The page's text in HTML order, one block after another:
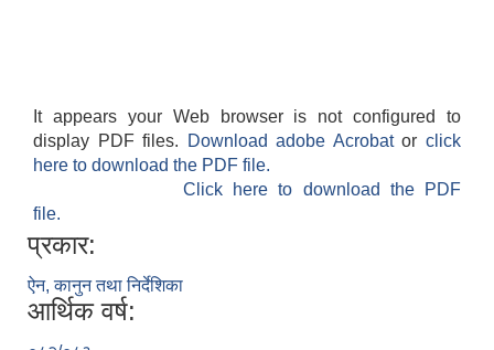
It appears your Web browser is not configured to
display PDF files.
Download adobe Acrobatorclick
here to download the PDF file.
Click here to download the PDF
file.
प्रकार:
ऐन, कानुन तथा निर्देशिका
आर्थिक वर्ष: